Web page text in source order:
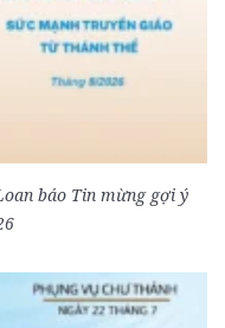
báo Tin mừng gợi ý